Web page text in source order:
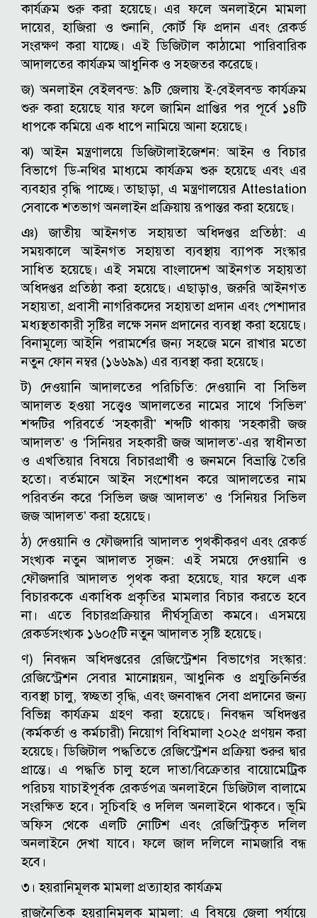
কার্যক্রম শুরু করা হয়েছে। এর ফলে অনলাইনে মামলা
দায়ের, হাজিরা ও শুনানি, কোর্ট ফি প্রদান এবং রেকর্ড
সংরক্ষণ করা যাচ্ছে। এই ডিজিটাল কাঠামো পারিবারিক
আদালতের কার্যক্রম আধুনিক ও সহজতর করেছে।
জ) অনলাইন বেইলবন্ড: ৯টি জেলায় ই-বেইলবন্ড কার্যক্রম
শুরু করা হয়েছে যার ফলে জামিন প্রাপ্তির পর পূর্বে ১৪টি
ধাপকে কমিয়ে এক ধাপে নামিয়ে আনা হয়েছে।
ঝ) আইন মন্ত্রণালয়ে ডিজিটালাইজেশন: আইন ও বিচার
বিভাগে ডি-নথির মাধ্যমে কার্যক্রম শুরু হয়েছে এবং এর
ব্যবহার বৃদ্ধি পাচ্ছে। তাছাড়া, এ মন্ত্রণালয়ের Attestation
সেবাকে শতভাগ অনলাইন প্রক্রিয়ায় রূপান্তর করা হয়েছে।
ঞ) জাতীয় আইনগত সহায়তা অধিদপ্তর প্রতিষ্ঠা: এ
সময়কালে আইনগত সহায়তা ব্যবস্থায় ব্যাপক সংস্কার
সাধিত হয়েছে। এই সময়ে বাংলাদেশ আইনগত সহায়তা
অধিদপ্তর প্রতিষ্ঠা করা হয়েছে। এছাড়াও, জরুরি আইনগত
সহায়তা, প্রবাসী নাগরিকদের সহায়তা প্রদান এবং পেশাদার
মধ্যস্থতাকারী সৃষ্টির লক্ষে সনদ প্রদানের ব্যবস্থা করা হয়েছে।
বিনামূল্যে আইনি পরামর্শের জন্য সহজে মনে রাখার মতো
নতুন ফোন নম্বর (১৬৬৯৯) এর ব্যবস্থা করা হয়েছে।
ট) দেওয়ানি আদালতের পরিচিতি: দেওয়ানি বা সিভিল
আদালত হওয়া সত্ত্বেও আদালতের নামের সাথে ‘সিভিল’
শব্দটির পরিবর্তে ‘সহকারী’ শব্দটি থাকায় ‘সহকারী জজ
আদালত’ ও ‘সিনিয়র সহকারী জজ আদালত’-এর স্বাধীনতা
ও এখতিয়ার বিষয়ে বিচারপ্রার্থী ও জনমনে বিভ্রান্তি তৈরি
হতো। বর্তমানে আইন সংশোধন করে আদালতের নাম
পরিবর্তন করে ‘সিভিল জজ আদালত’ ও ‘সিনিয়র সিভিল
জজ আদালত’ করা হয়েছে।
ঠ) দেওয়ানি ও ফৌজদারি আদালত পৃথকীকরণ এবং রেকর্ড
সংখ্যক নতুন আদালত সৃজন: এই সময়ে দেওয়ানি ও
ফৌজদারি আদালত পৃথক করা হয়েছে, যার ফলে এক
বিচারককে একাধিক প্রকৃতির মামলার বিচার করতে হবে
না। এতে বিচারপ্রক্রিয়ার দীর্ঘসূত্রিতা কমবে। এসময়ে
রেকর্ডসংখ্যক ১৬০৫টি নতুন আদালত সৃষ্টি হয়েছে।
ণ) নিবন্ধন অধিদপ্তরের রেজিস্ট্রেশন বিভাগের সংস্কার:
রেজিস্ট্রেশন সেবার মানোন্নয়ন, আধুনিক ও প্রযুক্তিনির্ভর
ব্যবস্থা চালু, স্বচ্ছতা বৃদ্ধি, এবং জনবান্ধব সেবা প্রদানের জন্য
বিভিন্ন কার্যক্রম গ্রহণ করা হয়েছে। নিবন্ধন অধিদপ্তর
(কর্মকর্তা ও কর্মচারী) নিয়োগ বিধিমালা ২০২৫ প্রণয়ন করা
হয়েছে। ডিজিটাল পদ্ধতিতে রেজিস্ট্রেশন প্রক্রিয়া শুরুর দ্বার
প্রান্তে। এ পদ্ধতি চালু হলে দাতা/বিক্রেতার বায়োমেট্রিক
পরিচয় যাচাইপূর্বক রেকর্ডপত্র অনলাইনে ডিজিটাল বালামে
সংরক্ষিত হবে। সূচিবহি ও দলিল অনলাইনে থাকবে। ভূমি
অফিস থেকে এলটি নোটিশ এবং রেজিস্ট্রিকৃত দলিল
অনলাইনে দেখা যাবে। ফলে জাল দলিলে নামজারি বন্ধ
হবে।
৩। হয়রানিমূলক মামলা প্রত্যাহার কার্যক্রম
রাজনৈতিক হয়রানিমূলক মামলা: এ বিষয়ে জেলা পর্যায়ে